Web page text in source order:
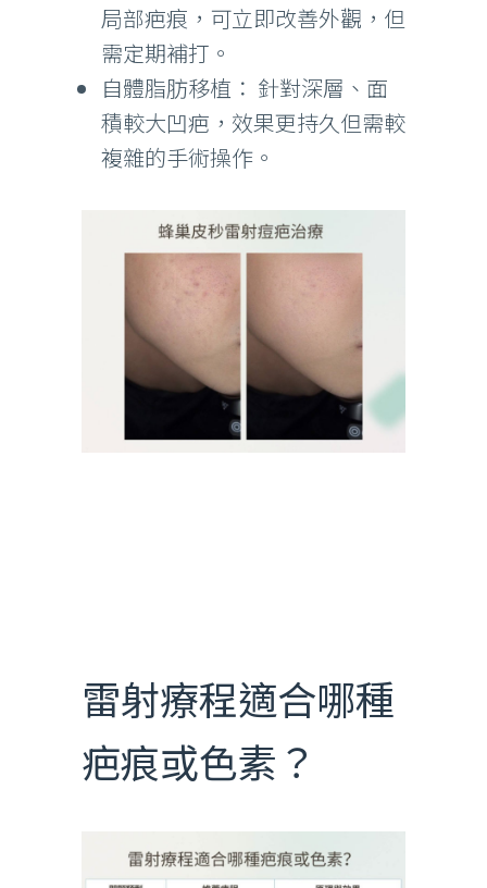
局部疤痕，可立即改善外觀，但
需定期補打。
自體脂肪移植： 針對深層、面
積較大凹疤，效果更持久但需較
複雜的手術操作。
雷射療程適合哪種
疤痕或色素？